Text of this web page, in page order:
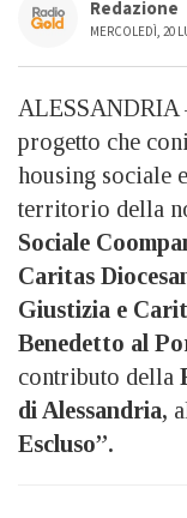
Redazione
MERCOLEDÌ, 20
ALESSANDRIA
progetto che
housing sociale
territorio della
Sociale
Caritas
Giustizia e
Benedetto al
contributo della
di Alessandria,
Escluso”.